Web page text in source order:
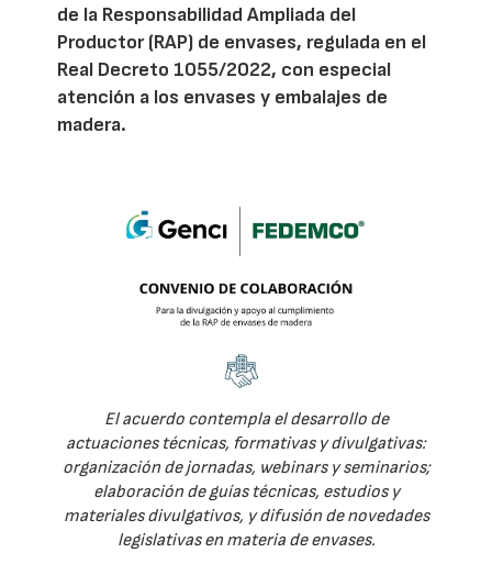
de la Responsabilidad Ampliada del
Productor (RAP) de envases, regulada en el
Real Decreto 1055/2022, con especial
atención a los envases y embalajes de
madera.
El acuerdo contempla el desarrollo de
actuaciones técnicas, formativas y divulgativas:
organización de jornadas, webinars y seminarios;
elaboración de guías técnicas, estudios y
materiales divulgativos, y difusión de novedades
legislativas en materia de envases.